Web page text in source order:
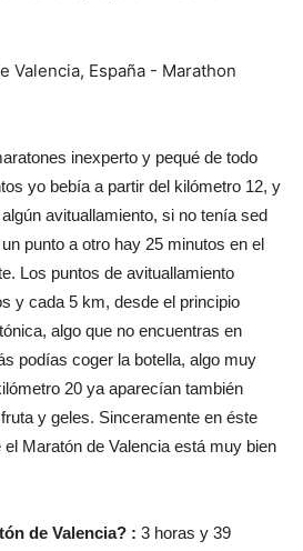
inexperto y pequé de todo
yo bebía a partir del kilómetro 12, y
avituallamiento, si no tenía sed
punto a otro hay 25 minutos en el
Los puntos de avituallamiento
y cada 5 km, desde el principio
algo que no encuentras en
podías coger la botella, algo muy
20 ya aparecían también
y geles. Sinceramente en éste
Maratón de Valencia está muy bien
de Valencia? : 3 horas y 39